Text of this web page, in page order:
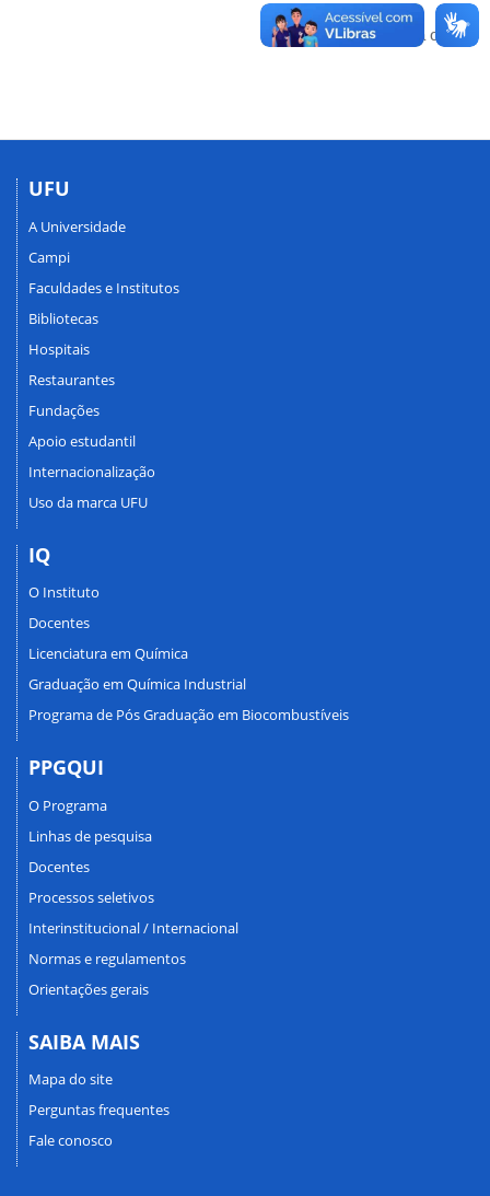
Voltar para o topo
UFU
A Universidade
Campi
Faculdades e Institutos
Bibliotecas
Hospitais
Restaurantes
Fundações
Apoio estudantil
Internacionalização
Uso da marca UFU
IQ
O Instituto
Docentes
Licenciatura em Química
Graduação em Química Industrial
Programa de Pós Graduação em Biocombustíveis
PPGQUI
O Programa
Linhas de pesquisa
Docentes
Processos seletivos
Interinstitucional / Internacional
Normas e regulamentos
Orientações gerais
SAIBA MAIS
Mapa do site
Perguntas frequentes
Fale conosco